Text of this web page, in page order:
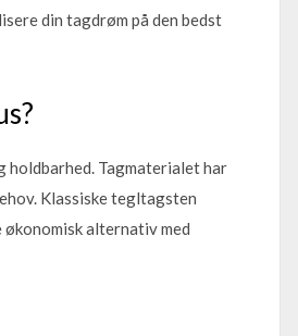
din tagdrøm på den bedst
Tagmaterialet har
Klassiske tegltagsten
alternativ med